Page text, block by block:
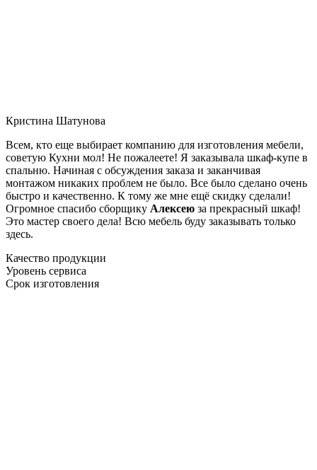
Кристина Шатунова
Всем, кто еще выбирает компанию для изготовления мебели,
советую Кухни мол! Не пожалеете! Я заказывала шкаф-купе в
спальню. Начиная с обсуждения заказа и заканчивая
монтажом никаких проблем не было. Все было сделано очень
быстро и качественно. К тому же мне ещё скидку сделали!
Огромное спасибо сборщику Алексею за прекрасный шкаф!
Это мастер своего дела! Всю мебель буду заказывать только
здесь.
Качество продукции
Уровень сервиса
Срок изготовления